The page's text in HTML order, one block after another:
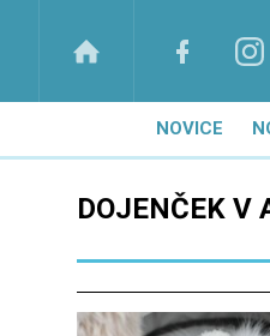
NOVICE
DOJENČEK V